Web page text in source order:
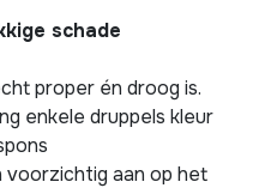
schade
proper én droog is.
enkele druppels kleur
voorzichtig aan op het